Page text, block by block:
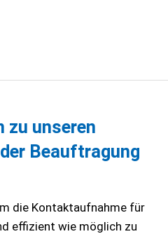
zu unseren
Beauftragung
die Kontaktaufnahme für
effizient wie möglich zu